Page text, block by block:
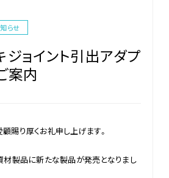
らせ
ジョイント引出アダプ
案内
賜り厚くお礼申し上げます。
材製品に新たな製品が発売となりまし